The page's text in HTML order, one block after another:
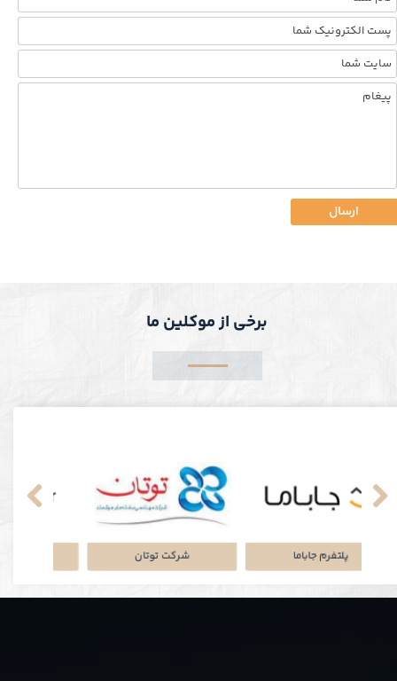
ارسال
شرکت توتان پلتفرم جاباما
برخی از موکلین ما